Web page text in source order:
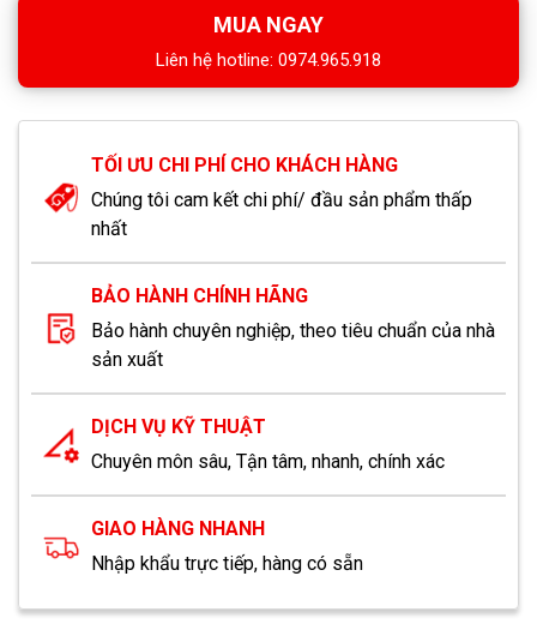
MUA NGAY
Liên hệ hotline: 0974.965.918
TỐI ƯU CHI PHÍ CHO KHÁCH HÀNG
Chúng tôi cam kết chi phí/ đầu sản phẩm thấp
nhất
BẢO HÀNH CHÍNH HÃNG
Bảo hành chuyên nghiệp, theo tiêu chuẩn của nhà
sản xuất
DỊCH VỤ KỸ THUẬT
Chuyên môn sâu, Tận tâm, nhanh, chính xác
GIAO HÀNG NHANH
Nhập khẩu trực tiếp, hàng có sẵn